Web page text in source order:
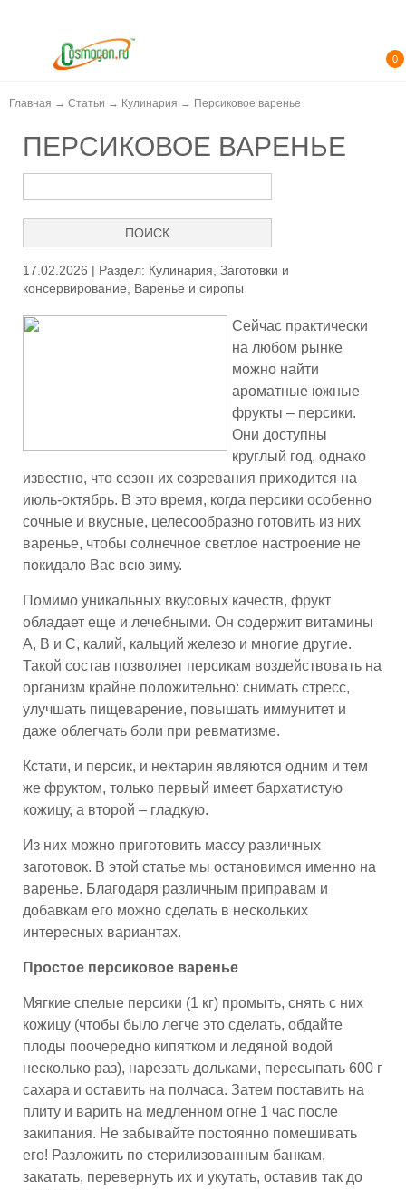
0
Главная → Статьи → Кулинария → Персиковое варенье
ПЕРСИКОВОЕ ВАРЕНЬЕ
17.02.2026 | Раздел: Кулинария Заготовки и
консервирование
Варенье и сиропы
Сейчас практически
на любом рынке
можно найти
ароматные южные
фрукты – персики.
Они доступны
круглый год, однако
известно, что сезон их созревания приходится на
июль-октябрь. В это время, когда персики особенно
сочные и вкусные, целесообразно готовить из них
варенье, чтобы солнечное светлое настроение не
покидало Вас всю зиму.
Помимо уникальных вкусовых качеств, фрукт
обладает еще и лечебными. Он содержит витамины
А, В и С, калий, кальций железо и многие другие.
Такой состав позволяет персикам воздействовать на
организм крайне положительно: снимать стресс,
улучшать пищеварение, повышать иммунитет и
даже облегчать боли при ревматизме.
Кстати, и персик, и нектарин являются одним и тем
же фруктом, только первый имеет бархатистую
кожицу, а второй – гладкую.
Из них можно приготовить массу различных
заготовок. В этой статье мы остановимся именно на
варенье. Благодаря различным приправам и
добавкам его можно сделать в нескольких
интересных вариантах.
Простое персиковое варенье
Мягкие спелые персики (1 кг) промыть, снять с них
кожицу (чтобы было легче это сделать, обдайте
плоды поочередно кипятком и ледяной водой
несколько раз), нарезать дольками, пересыпать 600 г
сахара и оставить на полчаса. Затем поставить на
плиту и варить на медленном огне 1 час после
закипания. Не забывайте постоянно помешивать
его! Разложить по стерилизованным банкам,
закатать, перевернуть их и укутать, оставив так до